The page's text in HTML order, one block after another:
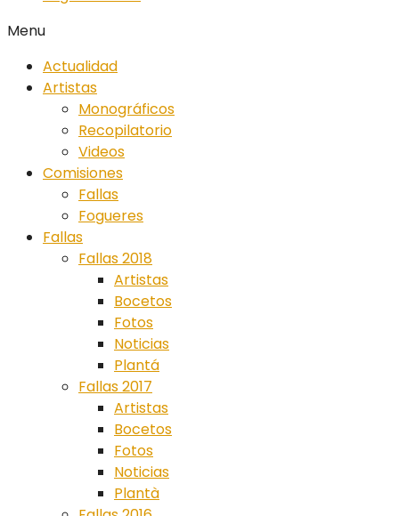
Menu
Actualidad
Artistas
Monográficos
Recopilatorio
Videos
Comisiones
Fallas
Fogueres
Fallas
Fallas 2018
Artistas
Bocetos
Fotos
Noticias
Plantá
Fallas 2017
Artistas
Bocetos
Fotos
Noticias
Plantà